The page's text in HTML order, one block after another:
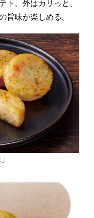
ト。外はカリっと、
旨味が楽しめる。